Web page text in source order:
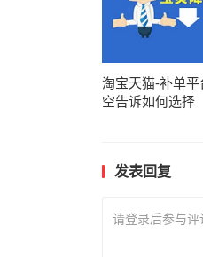
淘宝天猫-补单
空告诉如何选择
发表回复
请登录后参与评